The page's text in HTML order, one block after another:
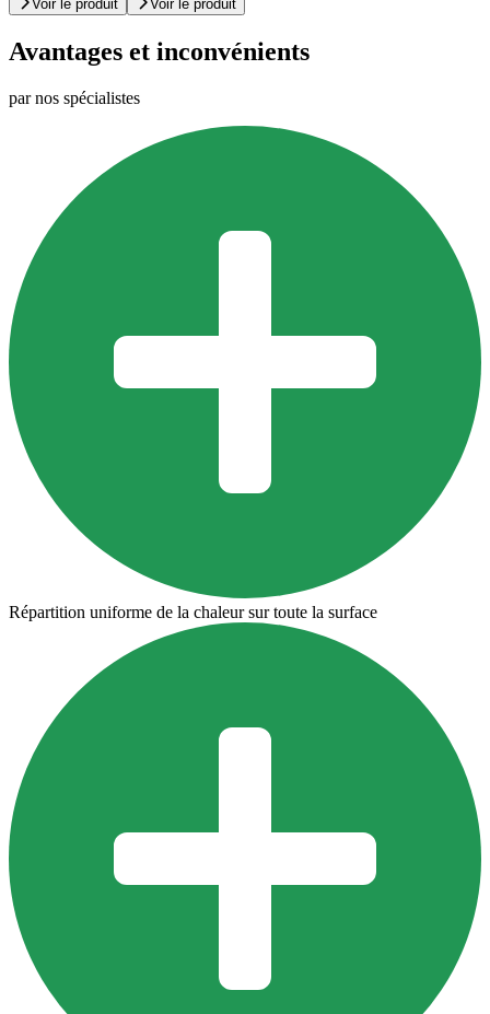
Voir le produit
Voir le produit
Avantages et inconvénients
par nos spécialistes
Répartition uniforme de la chaleur sur toute la surface